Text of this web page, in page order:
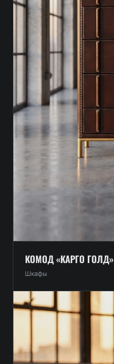
КОМОД «КАРГО ГОЛД»
Шкафы